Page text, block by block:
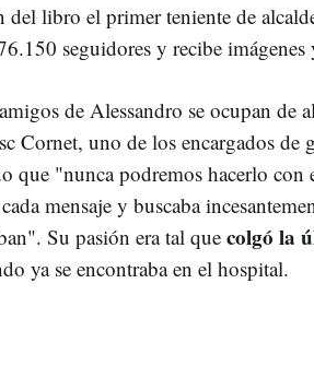
del libro el primer teniente de
seguidores y recibe
de Alessandro se ocupan de
Cornet, uno de los encargados de
que "nunca podremos hacerlo
mensaje y buscaba
Su pasión era tal que colgó la
ya se encontraba en el hospital.